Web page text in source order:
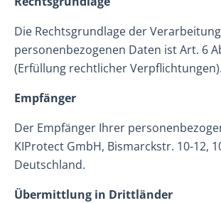
Die Rechtsgrundlage der
personenbezogenen Daten ist Art. 6
(Erfüllung rechtlicher Verpflichtungen).
Empfänger
Der Empfänger Ihrer
KIProtect GmbH, Bismarckstr. 10-12,
Deutschland.
Übermittlung in Drittländer